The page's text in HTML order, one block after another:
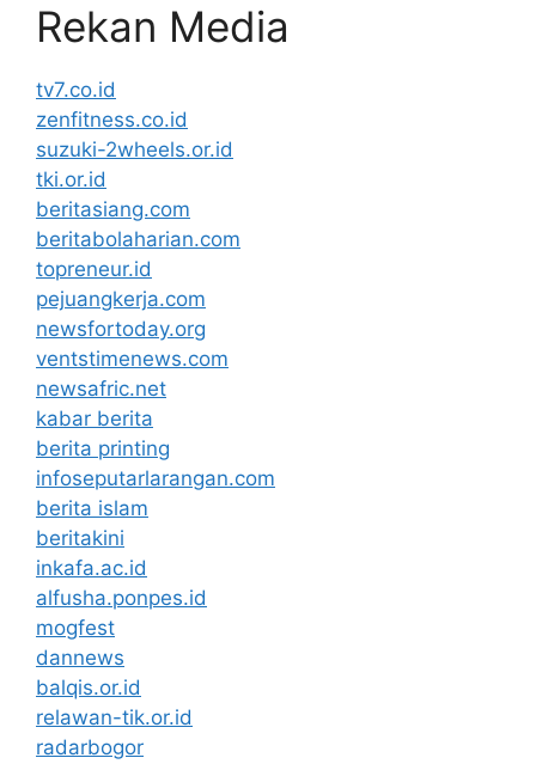
Rekan Media
tv7.co.id
zenfitness.co.id
suzuki-2wheels.or.id
tki.or.id
beritasiang.com
beritabolaharian.com
topreneur.id
pejuangkerja.com
newsfortoday.org
ventstimenews.com
newsafric.net
kabar berita
berita printing
infoseputarlarangan.com
berita islam
beritakini
inkafa.ac.id
alfusha.ponpes.id
mogfest
dannews
balqis.or.id
relawan-tik.or.id
radarbogor